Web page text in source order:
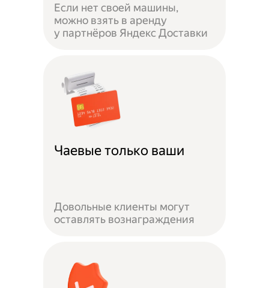
Если нет своей машины,
можно взять в аренду
у партнёров Яндекс Доставки
Чаевые только ваши
Довольные клиенты могут
оставлять вознаграждения